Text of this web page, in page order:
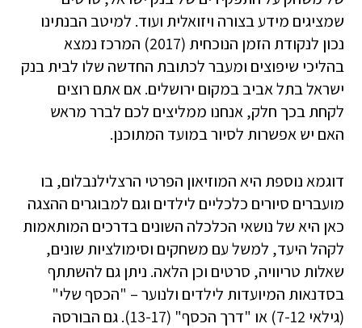
שמציגים מידע בצורה ויזואלית ועוד. למיטב הבנתינו
נכון לנקודת הזמן הנוכחית (2017) המרכז נמצא
בהליכי שיפוצים ומעבר לכתובת החדשה שלו לבית בנק
ישראל בתל אביב במקום ירושלים. אם אתם רוצים
לקחת בכך חלק, אנחנו ממליצים לכם לברר מראש
האם יש אפשרות לסיור במועד המתוכנן.
דוגמא נוספת היא המוזיאון הפרטי הרצלילנבלום, בו
מועברים סיורים כלכליים לילדים וגם למבוגרים ההצגה
כאן היא של נושאי הכלכלה השונים בדרכים המותאמות
לקהל היעד, למשל עם משחקים וסימולציות שונים,
שאלות טריוויה, סרטים וכן הלאה. ניתן גם להשתתף
בסדנאות המיועדות לילדים ולנוער – "הכסף שלי"
(גילאי 7-12) או "דרך הכסף" (13-17). גם הבורסה